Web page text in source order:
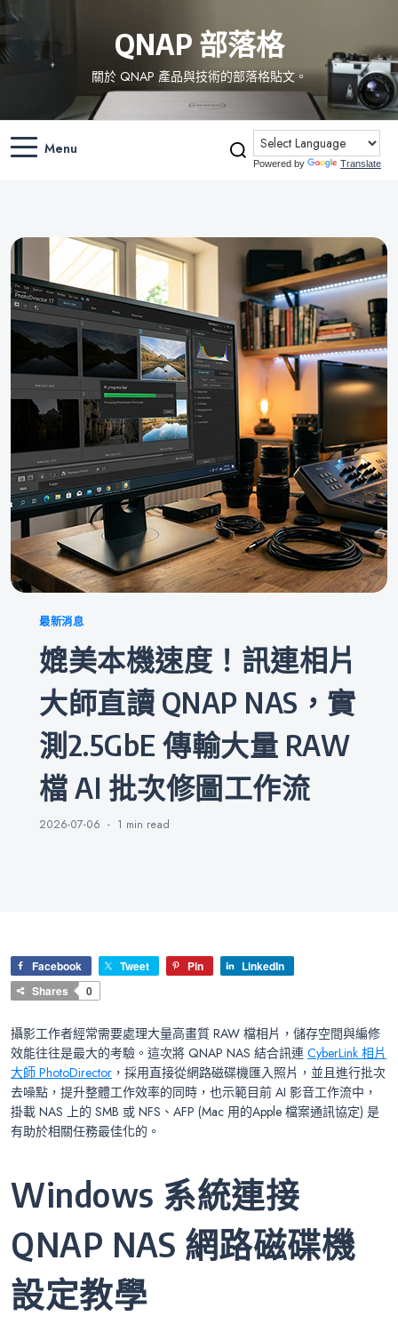
QNAP 部落格
關於 QNAP 產品與技術的部落格貼文。
Menu
Powered by Translate
Categories
最新消息
媲美本機速度！訊連相片
大師直讀 QNAP NAS，實
測2.5GbE 傳輸大量 RAW
檔 AI 批次修圖工作流
2026-07-06 1 min read
Facebook Tweet Pin
LinkedIn
Shares
0
攝影工作者經常需要處理大量高畫質 RAW 檔相片，儲存空間與編修
效能往往是最大的考驗。這次將 QNAP NAS 結合訊連 CyberLink 相片
大師 PhotoDirector ，採用直接從網路磁碟機匯入照片，並且進行批次
去噪點，提升整體工作效率的同時，也示範目前 AI 影音工作流中，
掛載 NAS 上的 SMB 或 NFS、AFP (Mac 用的Apple 檔案通訊協定) 是
有助於相關任務最佳化的。
Windows 系統連接
QNAP NAS 網路磁碟機
設定教學